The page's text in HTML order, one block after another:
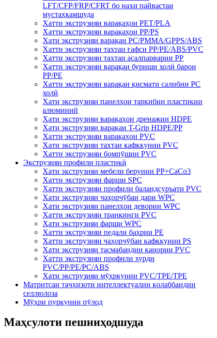
LFT/CFP/FRP/CFRT бо нахи пайвастаи
мустаҳкамшуда
Хатти экструзияи варақаҳои PET/PLA
Хатти экструзияи варақаҳои PP/PS
Хати экструзияи варақаи PC/PMMA/GPPS/ABS
Хатти экструзияи тахтаи ғафси PP/PE/ABS/PVC
Хатти экструзияи тахтаи асалпарварии PP
Хатти экструзияи варақаи буриши холӣ барои
PP/PE
Хатти экструзияи варақаи қисмати салибии PC
холӣ
Хати экструзияи панелҳои таркибии пластикии
алюминий
Хати экструзияи варақаҳои дренажии HDPE
Хати экструзияи варақаи T-Grip HDPE/PP
Хатти экструзияи варақаҳои PVC
Хати экструзияи тахтаи кафккунии PVC
Хатти экструзияи бомпӯшии PVC
Экструзияи профили пластикӣ
Хати экструзияи мебели берунии PP+CaCo3
Хатти экструзияи фарши SPC
Хатти экструзияи профили баландсуръати PVC
Хати экструзияи чаҳорчӯбаи дари WPC
Хати экструзияи панелҳои девории WPC
Хатти экструзияи транкинги PVC
Хати экструзияи фарши WPC
Хатти экструзияи педали баҳрии PE
Хатти экструзияи чаҳорчӯбаи кафккунии PS
Хати экструзияи тасмабандии канории PVC
Хатти экструзияи профили хурди
PVC/PP/PE/PC/ABS
Хати экструзияи мӯҳркунии PVC/TPE/TPE
Матритсаи таҷҳизоти интеллектуалии қолаббандии
селлюлоза
Мӯҳри пуркунии пӯлод
Маҳсулоти пешниҳодшуда